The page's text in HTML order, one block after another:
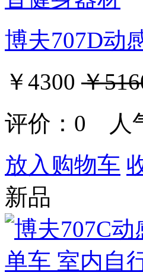
博夫707D动
￥4300 ￥
评价： 0 人
放入购物车
新品